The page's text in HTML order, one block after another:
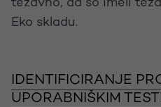
težavno, da so imeli
Eko skladu.
IDENTIFICIRANJE
UPORABNIŠKIM